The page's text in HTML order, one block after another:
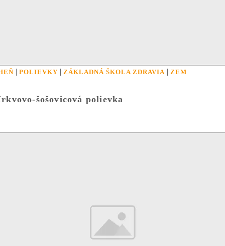
| POLIEVKY | ZÁKLADNÁ ŠKOLA ZDRAVIA | ZEM
šošovicová polievka